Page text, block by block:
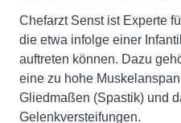
Chefarzt Senst ist Experte
die etwa infolge einer
auftreten können. Dazu
eine zu hohe
Gliedmaßen (Spastik) und
Gelenkversteifungen.